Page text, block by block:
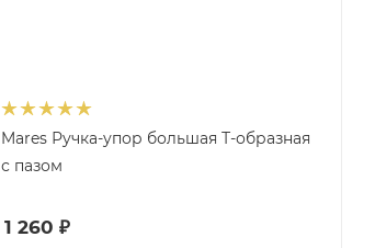
Mares Ручка-упор большая Т-образная
с пазом
1 260 ₽